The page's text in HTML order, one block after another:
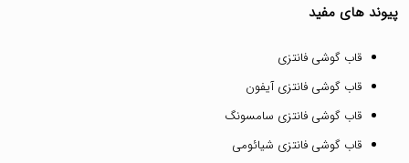
پیوند های مفید
قاب گوشی فانتزی
قاب گوشی فانتزی آیفون
قاب گوشی فانتزی سامسونگ
قاب گوشی فانتزی شیائومی